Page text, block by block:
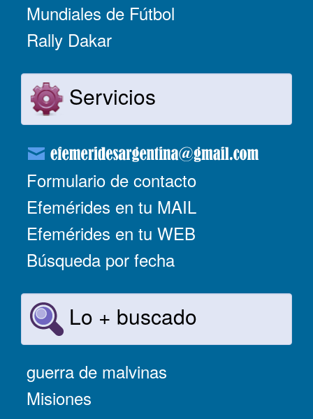
Mundiales de Fútbol
Rally Dakar
Servicios
Formulario de contacto
Efemérides en tu MAIL
Efemérides en tu WEB
Búsqueda por fecha
Lo + buscado
guerra de malvinas
Misiones